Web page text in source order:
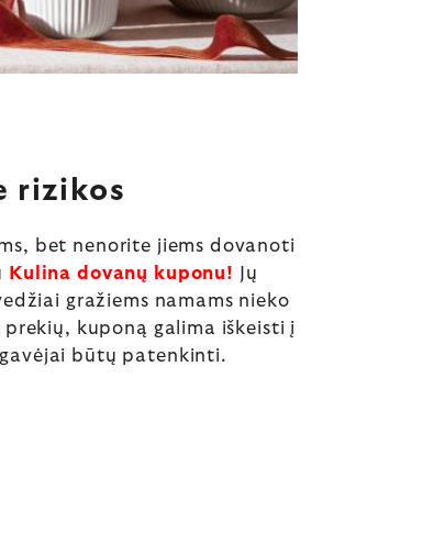
rizikos
bet nenorite jiems dovanoti
Kulina dovanų kuponu!
Jų
gražiems namams nieko
kuponą galima iškeisti į
būtų patenkinti.